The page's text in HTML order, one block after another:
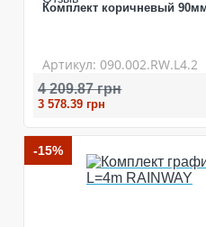
Комплект коричневый
Артикул: 090.002.RW.L4.2
4 209.87 грн
3 578.39 грн
-15%